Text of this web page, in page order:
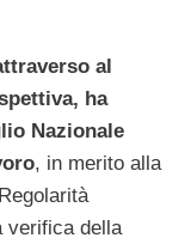
al
ha
Nazionale
, in merito alla
verifica della